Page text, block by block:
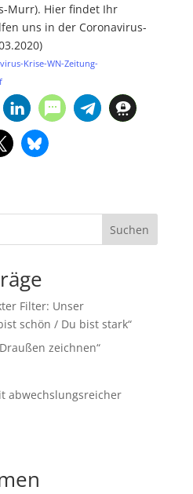
Murr). Hier findet Ihr
uns in der Coronavirus-
Krise-WN-Zeitung-
Suchen
Filter: Unser
schön / Du bist stark“
zeichnen“
abwechslungsreicher